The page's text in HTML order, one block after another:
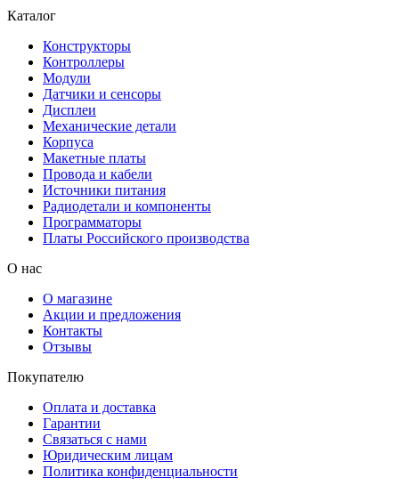
Каталог
Конструкторы
Контроллеры
Модули
Датчики и сенсоры
Дисплеи
Механические детали
Корпуса
Макетные платы
Провода и кабели
Источники питания
Радиодетали и компоненты
Программаторы
Платы Российского производства
О нас
О магазине
Акции и предложения
Контакты
Отзывы
Покупателю
Оплата и доставка
Гарантии
Связаться с нами
Юридическим лицам
Политика конфиденциальности